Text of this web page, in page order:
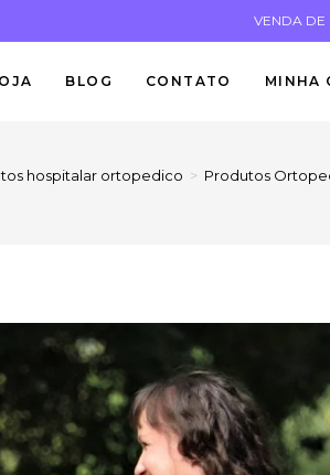
VENDA DE
BLOG CONTATO MINHA
hospitalar ortopedico > Produtos